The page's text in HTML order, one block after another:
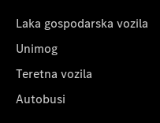
Laka gospodarska vozila
Unimog
Teretna vozila
Autobusi